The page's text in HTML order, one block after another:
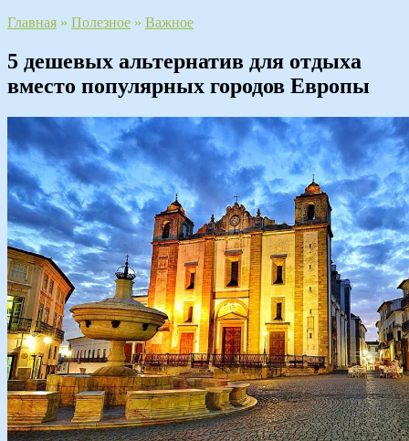
Главная » Полезное » Важное
5 дешевых альтернатив для отдыха
вместо популярных городов Европы